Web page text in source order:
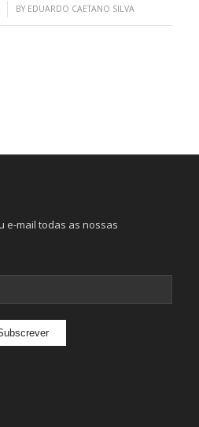
BY EDUARDO CAETANO SILVA
e-mail todas as nossas